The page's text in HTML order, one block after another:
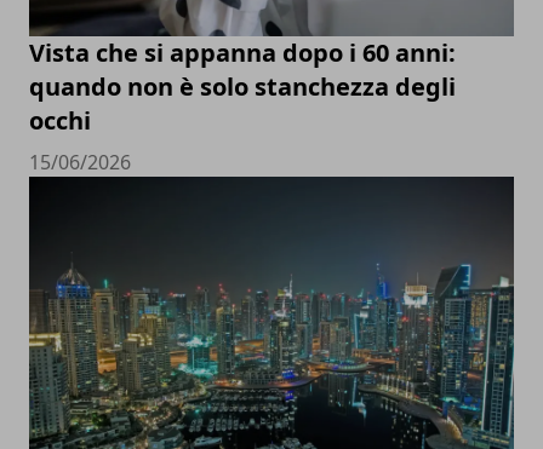
Vista che si appanna dopo i 60 anni:
quando non è solo stanchezza degli
occhi
15/06/2026